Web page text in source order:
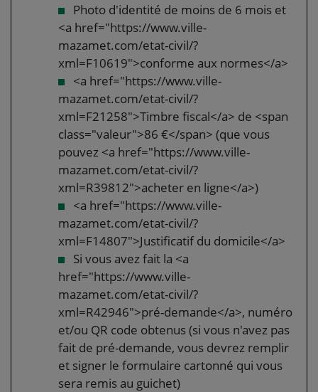
Photo d'identité de moins de 6 mois et
<a href="https://www.ville-
mazamet.com/etat-civil/?
xml=F10619">conforme aux normes</a>
<a href="https://www.ville-
mazamet.com/etat-civil/?
xml=F21258">Timbre fiscal</a> de <span
class="valeur">86 €</span> (que vous
pouvez <a href="https://www.ville-
mazamet.com/etat-civil/?
xml=R39812">acheter en ligne</a>)
<a href="https://www.ville-
mazamet.com/etat-civil/?
xml=F14807">Justificatif du domicile</a>
Si vous avez fait la <a
href="https://www.ville-
mazamet.com/etat-civil/?
xml=R42946">pré-demande</a>, numéro
et/ou QR code obtenus (si vous n'avez pas
fait de pré-demande, vous devrez remplir
et signer le formulaire cartonné qui vous
sera remis au guichet)